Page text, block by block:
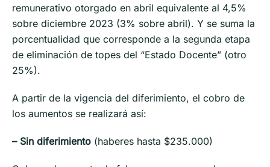
remunerativo otorgado en abril equivalente al 4,5%
sobre diciembre 2023 (3% sobre abril). Y se suma la
porcentualidad que corresponde a la segunda etapa
de eliminación de topes del “Estado Docente” (otro
25%).
A partir de la vigencia del diferimiento, el cobro de
los aumentos se realizará así:
– Sin diferimiento (haberes hasta $235.000)